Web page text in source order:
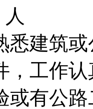
人
悉建筑
，工作
或有公